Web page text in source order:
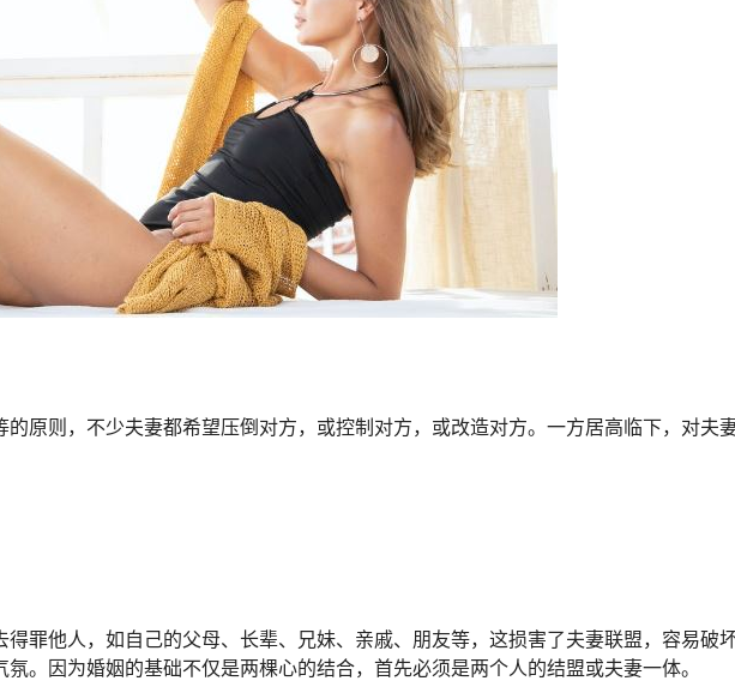
则，不少夫妻都希望压倒对方，或控制对方，或改造对方。一方居高临下，对夫
他人，如自己的父母、长辈、兄妹、亲戚、朋友等，这损害了夫妻联盟，容易破
。因为婚姻的基础不仅是两棵心的结合，首先必须是两个人的结盟或夫妻一体。